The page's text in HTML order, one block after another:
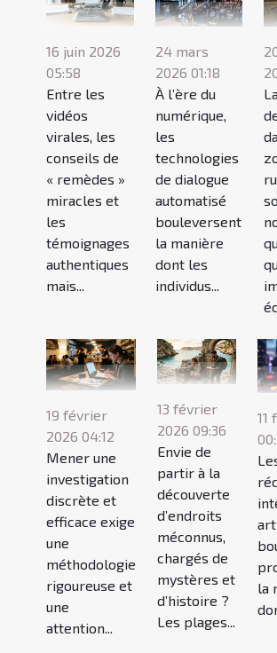
16 juin 2026
05:58
Entre les
vidéos
virales, les
conseils de
« remèdes »
miracles et
les
témoignages
authentiques
mais...
24 mars
2026 01:18
À l’ère du
numérique,
les
technologies
de dialogue
automatisé
bouleversent
la manière
dont les
individus...
19 février
2026 04:12
Mener une
investigation
discrète et
efficace exige
une
méthodologie
rigoureuse et
une
attention...
13 février
2026 09:36
Envie de
partir à la
découverte
d’endroits
méconnus,
chargés de
mystères et
d’histoire ?
Les plages...
11
la